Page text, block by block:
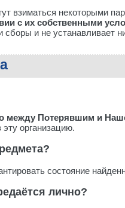
взиматься некоторыми
с их собственными
и не устанавливает
между Потерявшим и
организацию.
состояние
лично?